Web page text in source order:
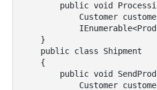
}
public class Shipment
{